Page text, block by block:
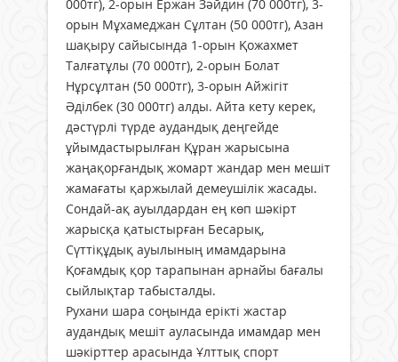
000тг), 2-орын Ержан Зәйдин (70 000тг), 3-
орын Мұхамеджан Сұлтан (50 000тг), Азан
шақыру сайысында 1-орын Қожахмет
Талғатұлы (70 000тг), 2-орын Болат
Нұрсұлтан (50 000тг), 3-орын Айжігіт
Әділбек (30 000тг) алды. Айта кету керек,
дәстүрлі түрде аудандық деңгейде
ұйымдастырылған Құран жарысына
жаңақорғандық жомарт жандар мен мешіт
жамағаты қаржылай демеушілік жасады.
Сондай-ақ ауылдардан ең көп шәкірт
жарысқа қатыстырған Бесарық,
Сүттіқұдық ауылының имамдарына
Қоғамдық қор тарапынан арнайы бағалы
сыйлықтар табысталды.
Рухани шара соңында ерікті жастар
аудандық мешіт ауласында имамдар мен
шәкірттер арасында Ұлттық спорт